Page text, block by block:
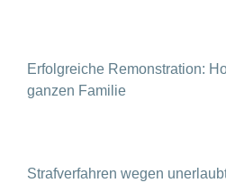
Erfolgreiche Remonstration:
ganzen Familie
Strafverfahren wegen